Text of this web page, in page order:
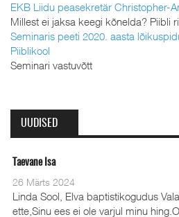
EKB Liidu peasekretär Christopher-
Millest ei jaksa keegi kõnelda? Piibli
Seminaris peeti 2020. aasta
Piiblikool
Seminari vastuvõtt
UUDISED
Taevane Isa
26 Märts 2024
Linda Sool, Elva baptistikogudus
ette,Sinu ees ei ole varjul minu